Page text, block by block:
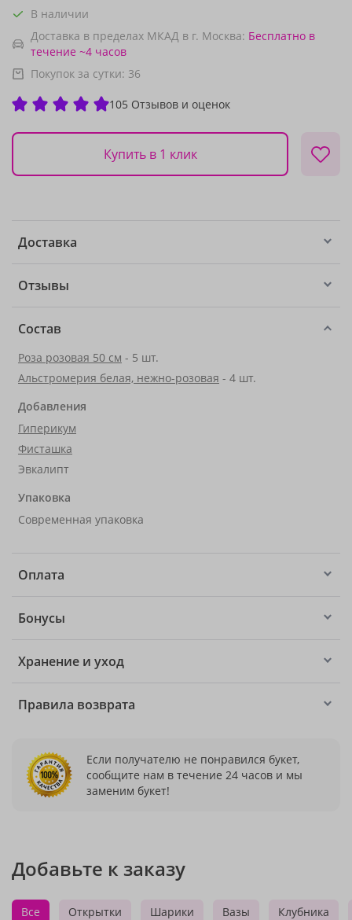
В наличии
Доставка в пределах МКАД в г. Москва: Бесплатно в
течение ~4 часов
Покупок за сутки: 36
105 Отзывов и оценок
Купить в 1 клик
Доставка
Отзывы
Состав
Роза розовая 50 см - 5 шт.
Альстромерия белая, нежно-розовая - 4 шт.
Добавления
Гиперикум
Фисташка
Эвкалипт
Упаковка
Современная упаковка
Оплата
Бонусы
Хранение и уход
Правила возврата
Если получателю не понравился букет,
сообщите нам в течение 24 часов и мы
заменим букет!
Добавьте к заказу
Все Открытки Шарики Вазы Клубника